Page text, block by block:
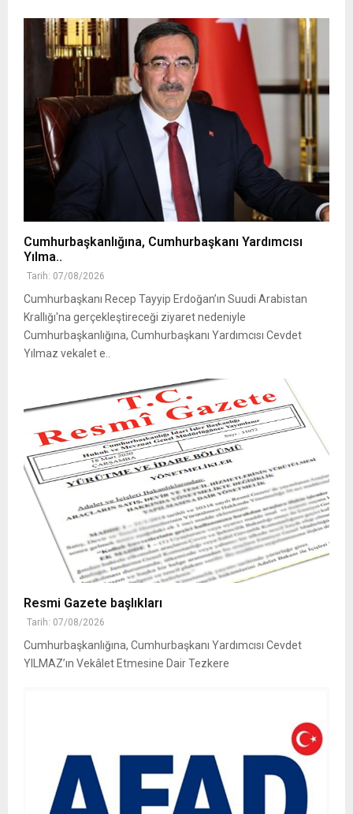
Cumhurbaşkanlığına, Cumhurbaşkanı Yardımcısı
Yılma..
Tarih: 07/08/2026
Cumhurbaşkanı Recep Tayyip Erdoğan’ın Suudi Arabistan
Krallığı'na gerçekleştireceği ziyaret nedeniyle
Cumhurbaşkanlığına, Cumhurbaşkanı Yardımcısı Cevdet
Yılmaz vekalet e..
Resmi Gazete başlıkları
Tarih: 07/08/2026
Cumhurbaşkanlığına, Cumhurbaşkanı Yardımcısı Cevdet
YILMAZ’ın Vekâlet Etmesine Dair Tezkere